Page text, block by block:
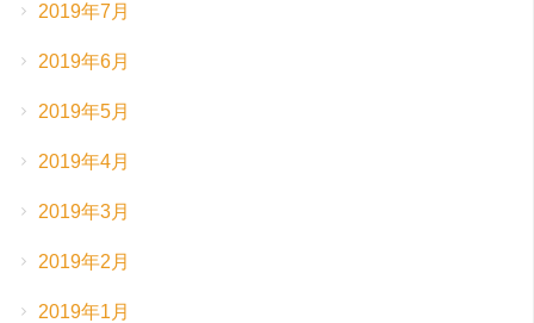
2019年7月
2019年6月
2019年5月
2019年4月
2019年3月
2019年2月
2019年1月